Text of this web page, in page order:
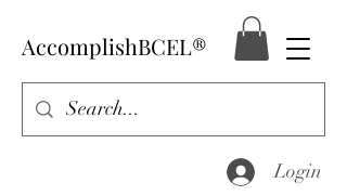
AccomplishBCEL®
Login